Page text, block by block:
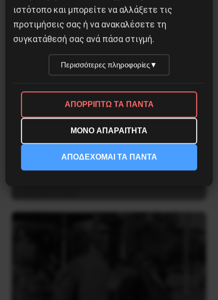
27 Ιουλίου 2026
Βίλχελμ Λίμπκνεχτ: από τα οδοφράγματα
στην οικοδόμηση του εργατικού κόμματος
ιστότοπο και μπορείτε να αλλάξετε τις
προτιμήσεις σας ή να ανακαλέσετε τη
συγκατάθεσή σας ανά πάσα στιγμή.
Περισσότερες πληροφορίες▼
ΑΠΟΡΡΙΠΤΩ ΤΑ ΠΑΝΤΑ
ΜΟΝΟ ΑΠΑΡΑΙΤΗΤΑ
ΑΠΟΔΕΧΟΜΑΙ ΤΑ ΠΑΝΤΑ